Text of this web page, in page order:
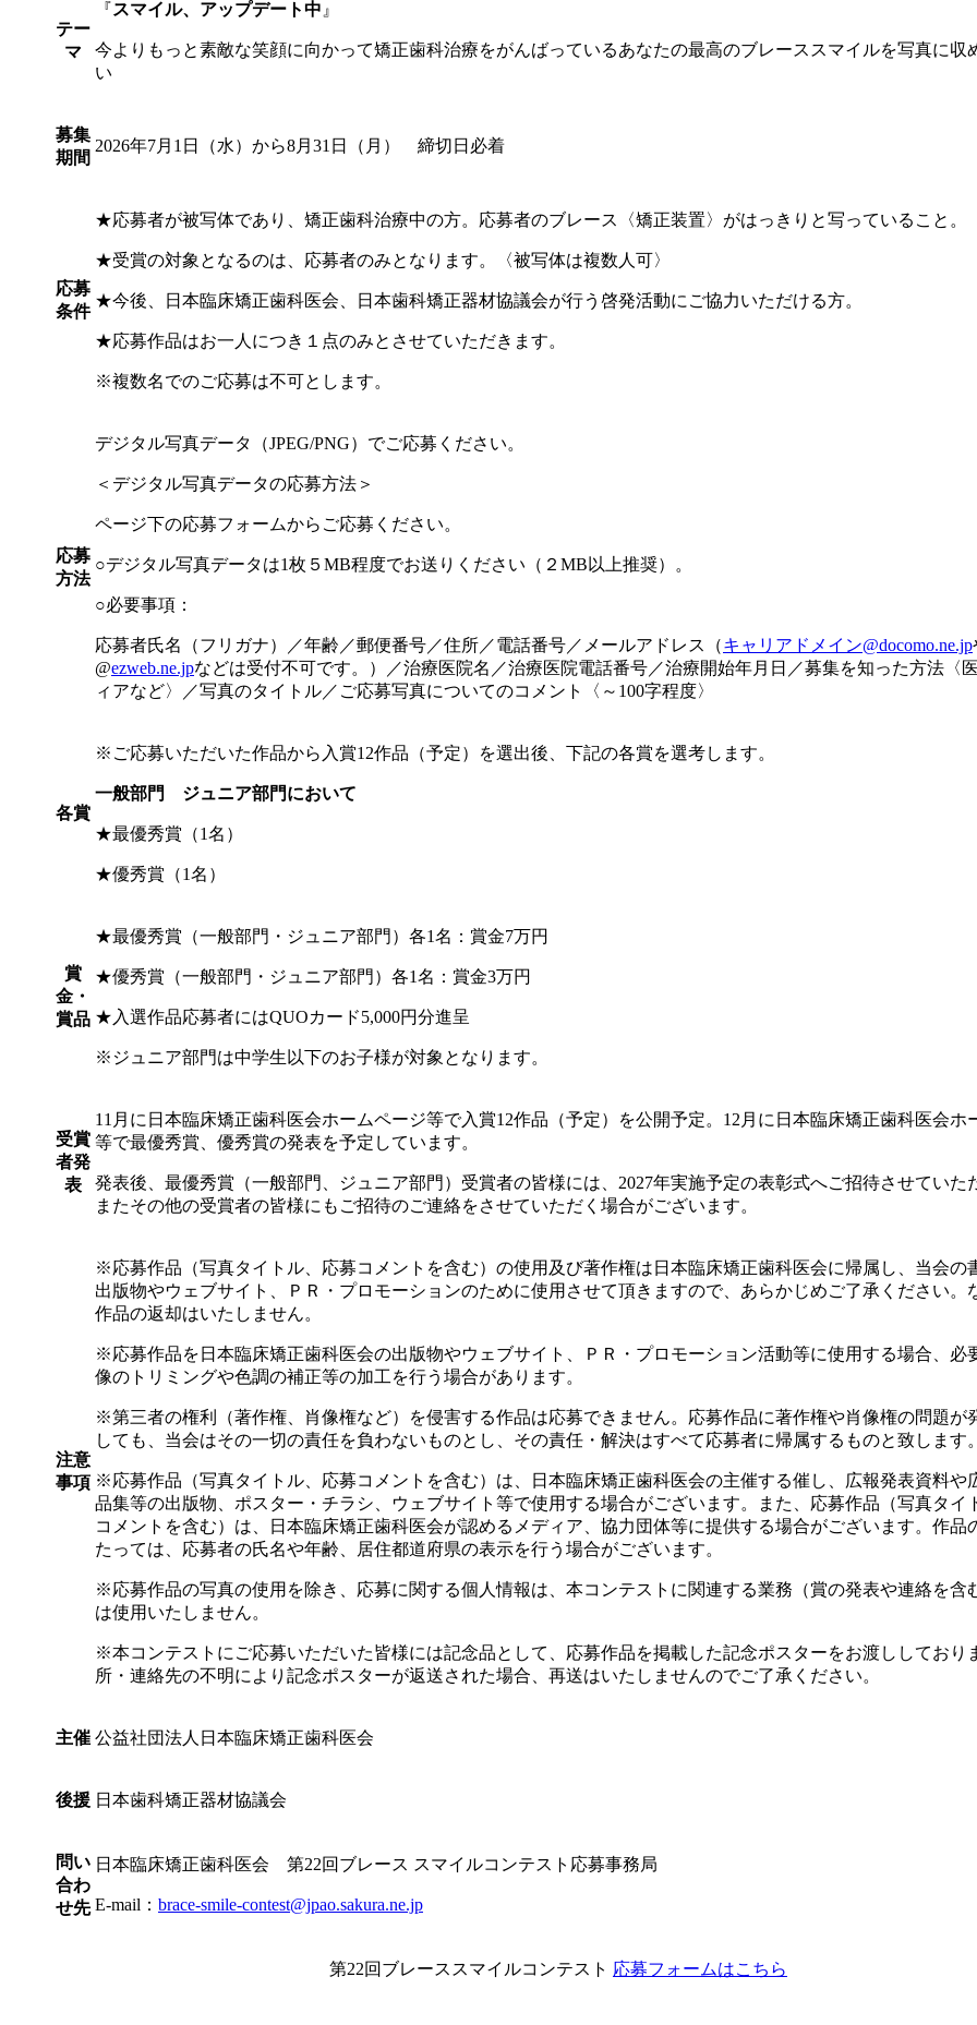
テー
マ
『スマイル、アップデート中 』
今よりもっと素敵な笑顔に向かって矯正歯科治療をがんばっているあなたの最高のブレーススマイルを写真に収
い
募集
期間
2026年7月1日（水）から8月31日（月） 締切日必着
応募
条件
★応募者が被写体であり、矯正歯科治療中の方。応募者のブレース〈矯正装置〉がはっきりと写っていること。
★受賞の対象となるのは、応募者のみとなります。〈被写体は複数人可〉
★今後、日本臨床矯正歯科医会、日本歯科矯正器材協議会が行う啓発活動にご協力いただける方。
★応募作品はお一人につき１点のみとさせていただきます。
※複数名でのご応募は不可とします。
応募
方法
デジタル写真データ（JPEG/PNG）でご応募ください。
＜デジタル写真データの応募方法＞
ページ下の応募フォームからご応募ください。
○デジタル写真データは1枚５MB程度でお送りください（２MB以上推奨）。
○必要事項：
応募者氏名（フリガナ）／年齢／郵便番号／住所／電話番号／メールアドレス（キャリアドメイン@docomo.ne.jp
@ezweb.ne.jpなどは受付不可です。）／治療医院名／治療医院電話番号／治療開始年月日／募集を知った方法〈
ィアなど〉／写真のタイトル／ご応募写真についてのコメント〈～100字程度〉
各賞
※ご応募いただいた作品から入賞12作品（予定）を選出後、下記の各賞を選考します。
一般部門 ジュニア部門において
★最優秀賞（1名）
★優秀賞（1名）
賞
金・
賞品
★最優秀賞（一般部門・ジュニア部門）各1名：賞金7万円
★優秀賞（一般部門・ジュニア部門）各1名：賞金3万円
★入選作品応募者にはQUOカード5,000円分進呈
※ジュニア部門は中学生以下のお子様が対象となります。
受賞
者発
表
11月に日本臨床矯正歯科医会ホームページ等で入賞12作品（予定）を公開予定。12月に日本臨床矯正歯科医会ホ
等で最優秀賞、優秀賞の発表を予定しています。
発表後、最優秀賞（一般部門、ジュニア部門）受賞者の皆様には、2027年実施予定の表彰式へご招待させていた
またその他の受賞者の皆様にもご招待のご連絡をさせていただく場合がございます。
注意
事項
※応募作品（写真タイトル、応募コメントを含む）の使用及び著作権は日本臨床矯正歯科医会に帰属し、当会の
出版物やウェブサイト、ＰＲ・プロモーションのために使用させて頂きますので、あらかじめご了承ください。
作品の返却はいたしません。
※応募作品を日本臨床矯正歯科医会の出版物やウェブサイト、ＰＲ・プロモーション活動等に使用する場合、必
像のトリミングや色調の補正等の加工を行う場合があります。
※第三者の権利（著作権、肖像権など）を侵害する作品は応募できません。応募作品に著作権や肖像権の問題が
しても、当会はその一切の責任を負わないものとし、その責任・解決はすべて応募者に帰属するものと致します。
※応募作品（写真タイトル、応募コメントを含む）は、日本臨床矯正歯科医会の主催する催し、広報発表資料や
品集等の出版物、ポスター・チラシ、ウェブサイト等で使用する場合がございます。また、応募作品（写真タイ
コメントを含む）は、日本臨床矯正歯科医会が認めるメディア、協力団体等に提供する場合がございます。作品
たっては、応募者の氏名や年齢、居住都道府県の表示を行う場合がございます。
※応募作品の写真の使用を除き、応募に関する個人情報は、本コンテストに関連する業務（賞の発表や連絡を含
は使用いたしません。
※本コンテストにご応募いただいた皆様には記念品として、応募作品を掲載した記念ポスターをお渡ししており
所・連絡先の不明により記念ポスターが返送された場合、再送はいたしませんのでご了承ください。
主催 公益社団法人日本臨床矯正歯科医会
後援 日本歯科矯正器材協議会
問い
合わ
せ先
日本臨床矯正歯科医会 第22回ブレース スマイルコンテスト応募事務局
E-mail： brace-smile-contest@jpao.sakura.ne.jp
第22回ブレーススマイルコンテスト 応募フォームはこちら